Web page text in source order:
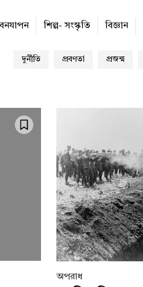
শিল্প- সংস্কৃতি বিজ্ঞান
দুর্নীতি প্রবণতা প্রজন্ম
অপরাধ